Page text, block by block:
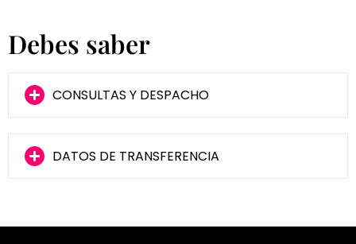
Debes saber
CONSULTAS Y DESPACHO
DATOS DE TRANSFERENCIA